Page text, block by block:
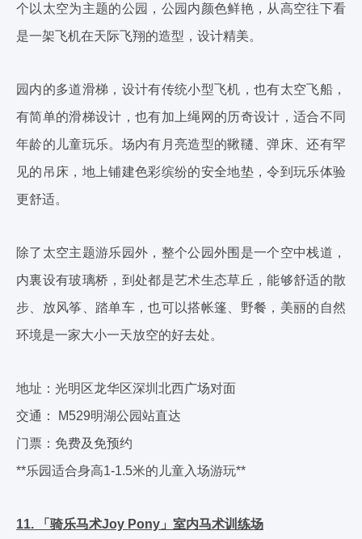
个以太空为主题的公园，公园内颜色鲜艳，从高空往下看
是一架飞机在天际飞翔的造型，设计精美。
园内的多道滑梯，设计有传统小型飞机，也有太空飞船，
有简单的滑梯设计，也有加上绳网的历奇设计，适合不同
年龄的儿童玩乐。场内有月亮造型的鞦韆、弹床、还有罕
见的吊床，地上铺建色彩缤纷的安全地垫，令到玩乐体验
更舒适。
除了太空主题游乐园外，整个公园外围是一个空中栈道，
内裏设有玻璃桥，到处都是艺术生态草丘，能够舒适的散
步、放风筝、踏单车，也可以搭帐篷、野餐，美丽的自然
环境是一家大小一天放空的好去处。
地址：光明区龙华区深圳北西广场对面
交通： M529明湖公园站直达
门票：免费及免预约
**乐园适合身高1-1.5米的儿童入场游玩**
11. 「骑乐马术Joy Pony」室内马术训练场